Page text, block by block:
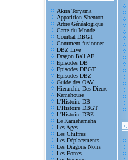
Akira Toryama
Apparition Shenron
Arbre Généalogique
Carte du Monde
Combat DBGT
Comment fusionner
DBZ Live
Dragon Ball AF
Episodes DB
Episodes DBGT
Episodes DBZ
Guide des OAV
Hierarchie Des Dieux
Kamehouse
L'Histoire DB
L'Histoire DBGT
L'Histoire DBZ
Le Kamehameha
Les Ages
Les Chiffres
Les Déplacements
Les Dragons Noirs
Les Forces